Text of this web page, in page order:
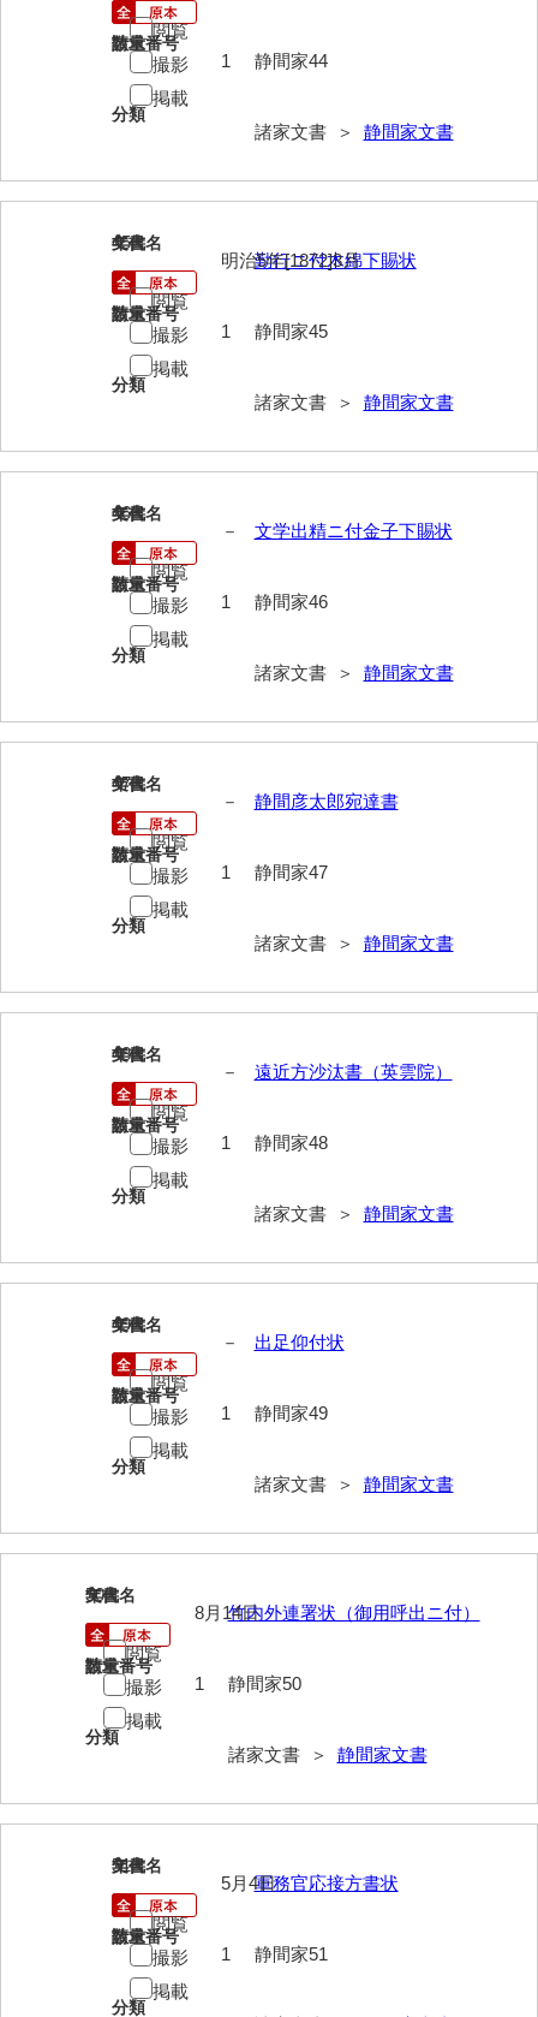
内海家文書
宇野家文書
梅村明文書
江浪家文書
惠本家文書
恵良宏収集文書
大田家文書
大谷家文書
大中家文書
大中家文書（神奈川県）
大野毛利家文書
岡家文書（福栄村）
岡家文書（周南市）
岡田家文書（徳地町）
岡田家文書（萩市）
岡本家文書（島根県）
岡本家文書（周防大島町）
小川家文書
小川五郎収集史料
尾崎家文書（防府市）
小沢家文書（阿東町）
小沢太郎文書
小田家文書（山口市吉敷）
小田家文書（柳井市金屋）
小田家文書（山口市下小鯖）
小野家文書
影山家文書
鹿島家文書
梶山家文書
片岡トミ子自作農地木札
堅田家文書（一般郷土伝来）
堅田家文書（山口市）
堅田家文書（山口市２）
片山家文書（阿東町）
請求番号
静間家44
分類
諸家文書 ＞ 静間家文書
数量
1
閲覧
撮影
掲載
45
文書名
勤行ニ付木綿下賜状
請求番号
静間家45
分類
諸家文書 ＞ 静間家文書
年代
明治5年[1872]3月
数量
1
閲覧
撮影
掲載
46
文書名
文学出精ニ付金子下賜状
請求番号
静間家46
分類
諸家文書 ＞ 静間家文書
年代
－
数量
1
閲覧
撮影
掲載
47
文書名
静間彦太郎宛達書
請求番号
静間家47
分類
諸家文書 ＞ 静間家文書
年代
－
数量
1
閲覧
撮影
掲載
48
文書名
遠近方沙汰書（英雲院）
請求番号
静間家48
分類
諸家文書 ＞ 静間家文書
年代
－
数量
1
閲覧
撮影
掲載
49
文書名
出足仰付状
請求番号
静間家49
分類
諸家文書 ＞ 静間家文書
年代
－
数量
1
閲覧
撮影
掲載
50
文書名
竹内外連署状（御用呼出ニ付）
請求番号
静間家50
分類
諸家文書 ＞ 静間家文書
年代
8月14日
数量
1
閲覧
撮影
掲載
51
文書名
軍務官応接方書状
請求番号
静間家51
分類
年代
5月4日
数量
1
閲覧
撮影
掲載